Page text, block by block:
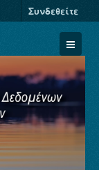
Συνδεθείτε